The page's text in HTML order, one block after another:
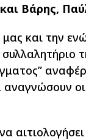
Βάρης,
και την
οι